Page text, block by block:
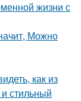
жизни с
Можно
как из
стильный